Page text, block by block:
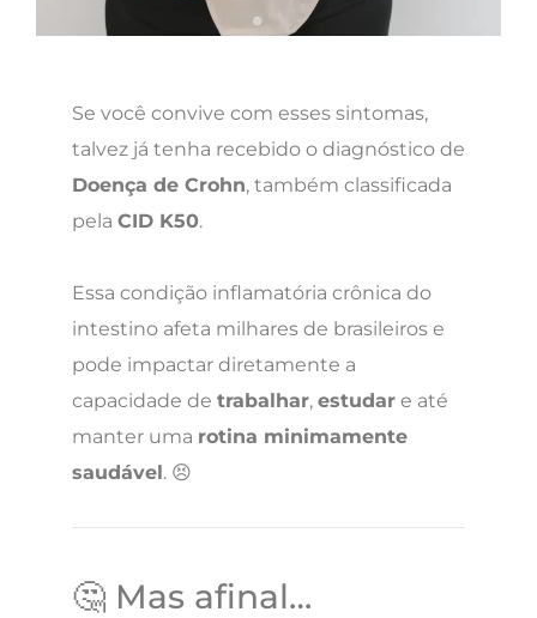
Se você convive com esses sintomas,
talvez já tenha recebido o diagnóstico de
Doença de Crohn, também classificada
pela CID K50.
Essa condição inflamatória crônica do
intestino afeta milhares de brasileiros e
pode impactar diretamente a
capacidade de trabalhar, estudar e até
manter uma rotina minimamente
saudável. 😣
🤔 Mas afinal…